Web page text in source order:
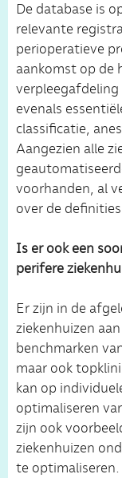
De database is
relevante
perioperatieve
aankomst op de
evenals
classificatie,
Aangezien alle
voorhanden, al
over de
Is er ook een
perifere
Er zijn in de
ziekenhuizen
benchmarken
maar ook
kan op
optimaliseren
zijn ook
ziekenhuizen
te optimaliseren.